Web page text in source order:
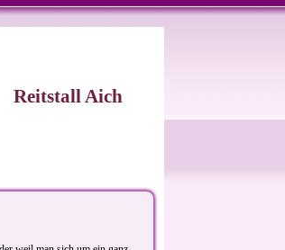
Reitstall Aich